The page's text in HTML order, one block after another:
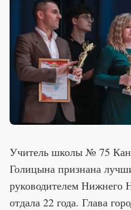
Учитель школы № 75
Голицына признана
руководителем Нижнего
отдала 22 года. Глава